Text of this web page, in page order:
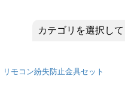
リモコン
リモコン紛失防止金具セット